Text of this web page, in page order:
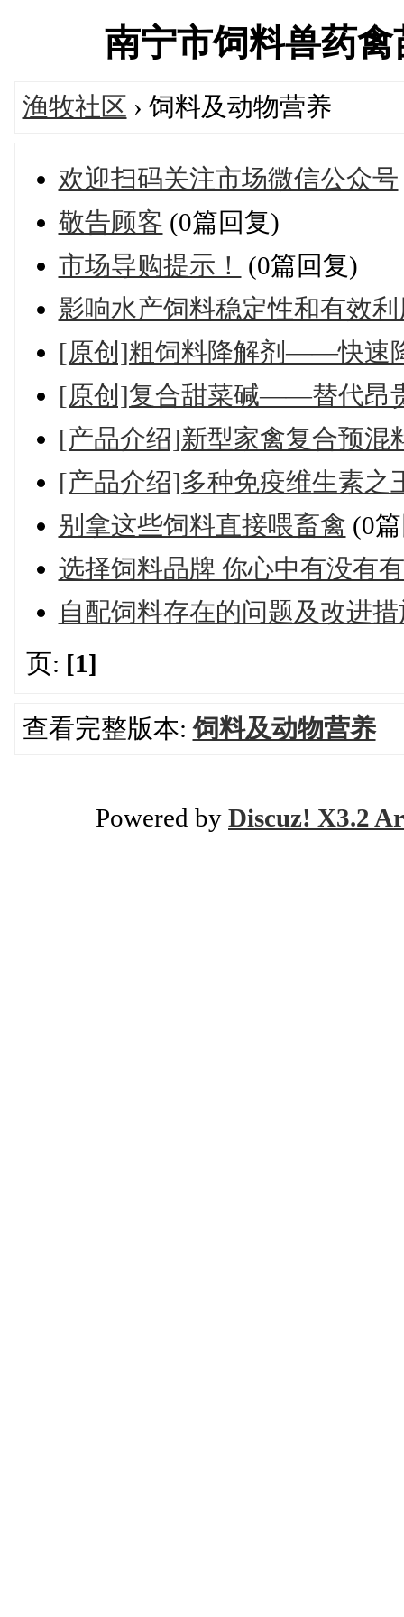
南宁市饲料兽药
渔牧社区 › 饲料及动物营养
欢迎扫码关注市场微信公众号
敬告顾客 (0篇回复)
市场导购提示！
(0篇回复)
影响水产饲料稳定性和有效
[原创]粗饲料降解剂——快速
[原创]复合甜菜碱——替代昂
[产品介绍]新型家禽复合预
[产品介绍]多种免疫维生素
别拿这些饲料直接喂畜禽 (0
选择饲料品牌 你心中有没有
自配饲料存在的问题及改进措
页: [1]
查看完整版本:饲料及动物营养
Powered by Discuz! X3.2